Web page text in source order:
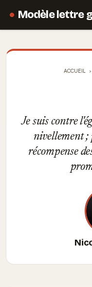
Modèle lettre
ACCUEIL
Je suis contre
nivellement ;
récompense